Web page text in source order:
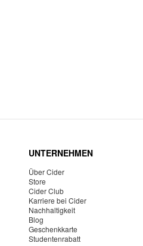
UNTERNEHMEN
Über Cider
Store
Cider Club
Karriere bei Cider
Nachhaltigkeit
Blog
Geschenkkarte
Studentenrabatt